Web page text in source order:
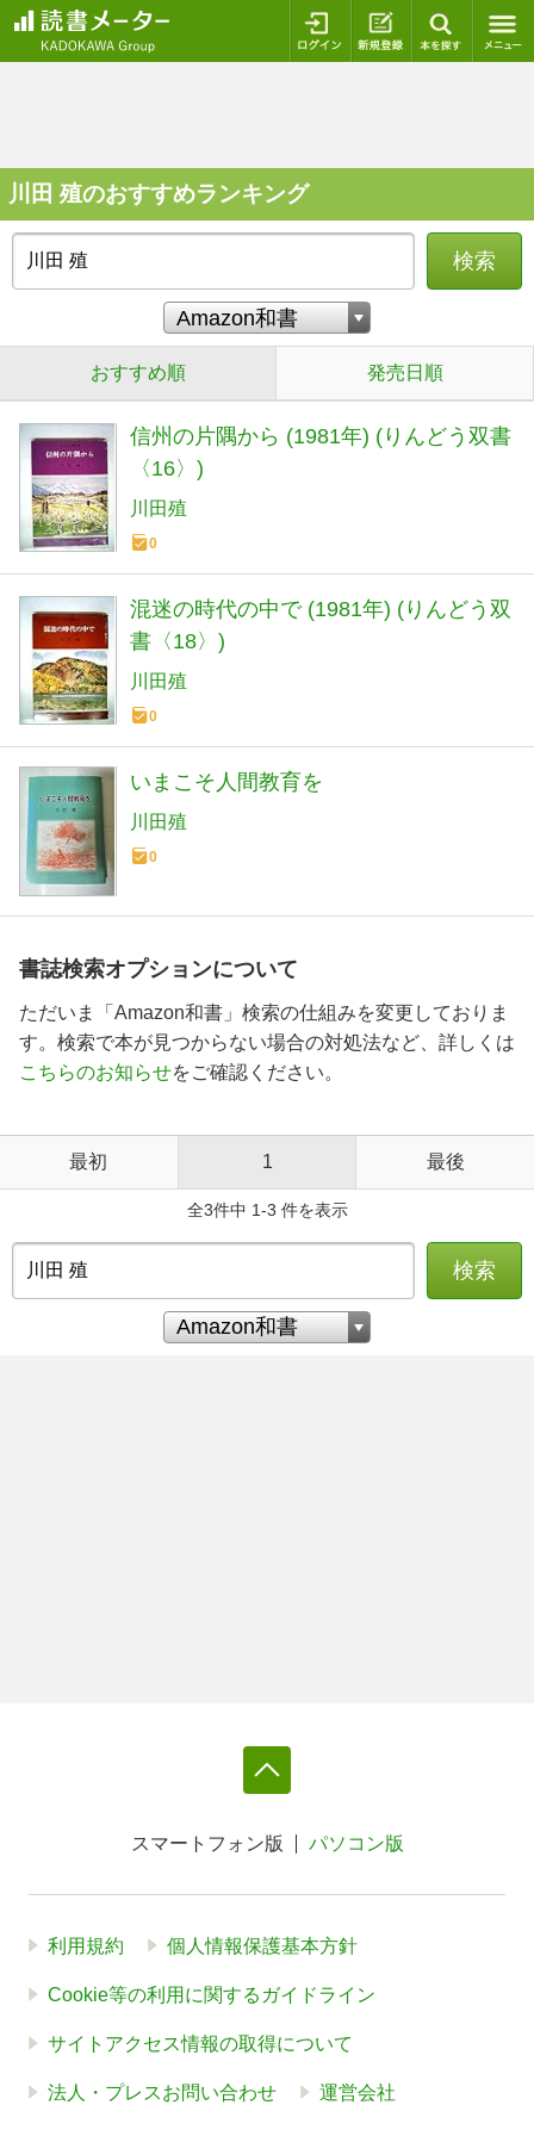
ログイン 新規登録
川田 殖のおすすめランキング
検索
おすすめ順 発売日順
信州の片隅から (1981年) (りんどう双書
〈16〉)
川田殖
0
混迷の時代の中で (1981年) (りんどう双
書〈18〉)
川田殖
0
いまこそ人間教育を
川田殖
0
書誌検索オプションについて
ただいま「Amazon和書」検索の仕組みを変更しておりま
す。検索で本が見つからない場合の対処法など、詳しくは
こちらのお知らせをご確認ください。
最初 1 最後
全3件中 1-3 件を表示
検索
スマートフォン版 パソコン版
利用規約 個人情報保護基本方針
Cookie等の利用に関するガイドライン
サイトアクセス情報の取得について
法人・プレスお問い合わせ 運営会社